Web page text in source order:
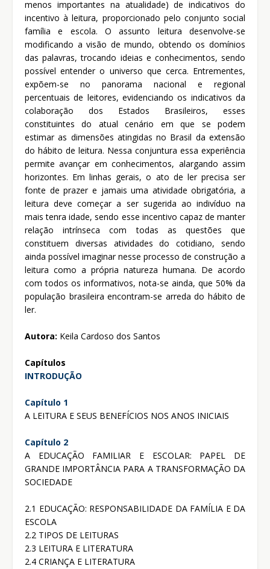
menos importantes na atualidade) de indicativos do
incentivo à leitura, proporcionado pelo conjunto social
família e escola. O assunto leitura desenvolve-se
modificando a visão de mundo, obtendo os domínios
das palavras, trocando ideias e conhecimentos, sendo
possível entender o universo que cerca. Entrementes,
expõem-se no panorama nacional e regional
percentuais de leitores, evidenciando os indicativos da
colaboração dos Estados Brasileiros, esses
constituintes do atual cenário em que se podem
estimar as dimensões atingidas no Brasil da extensão
do hábito de leitura. Nessa conjuntura essa experiência
permite avançar em conhecimentos, alargando assim
horizontes. Em linhas gerais, o ato de ler precisa ser
fonte de prazer e jamais uma atividade obrigatória, a
leitura deve começar a ser sugerida ao indivíduo na
mais tenra idade, sendo esse incentivo capaz de manter
relação intrínseca com todas as questões que
constituem diversas atividades do cotidiano, sendo
ainda possível imaginar nesse processo de construção a
leitura como a própria natureza humana. De acordo
com todos os informativos, nota-se ainda, que 50% da
população brasileira encontram-se arreda do hábito de
ler.
Autora: Keila Cardoso dos Santos
Capítulos
INTRODUÇÃO
Capítulo 1
A LEITURA E SEUS BENEFÍCIOS NOS ANOS INICIAIS
Capítulo 2
A EDUCAÇÃO FAMILIAR E ESCOLAR: PAPEL DE
GRANDE IMPORTÂNCIA PARA A TRANSFORMAÇÃO DA
SOCIEDADE
2.1 EDUCAÇÃO: RESPONSABILIDADE DA FAMÍLIA E DA
ESCOLA
2.2 TIPOS DE LEITURAS
2.3 LEITURA E LITERATURA
2.4 CRIANÇA E LITERATURA